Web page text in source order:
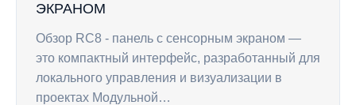
ЭКРАНОМ
Обзор RC8 - панель с сенсорным экраном —
это компактный интерфейс, разработанный для
локального управления и визуализации в
проектах Модульной…